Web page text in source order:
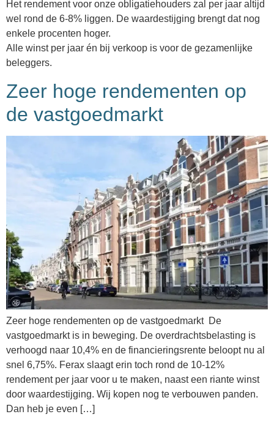
Het rendement voor onze obligatiehouders zal per jaar altijd
wel rond de 6-8% liggen. De waardestijging brengt dat nog
enkele procenten hoger.
Alle winst per jaar én bij verkoop is voor de gezamenlijke
beleggers.
Zeer hoge rendementen op
de vastgoedmarkt
Zeer hoge rendementen op de vastgoedmarkt De
vastgoedmarkt is in beweging. De overdrachtsbelasting is
verhoogd naar 10,4% en de financieringsrente beloopt nu al
snel 6,75%. Ferax slaagt erin toch rond de 10-12%
rendement per jaar voor u te maken, naast een riante winst
door waardestijging. Wij kopen nog te verbouwen panden.
Dan heb je even […]